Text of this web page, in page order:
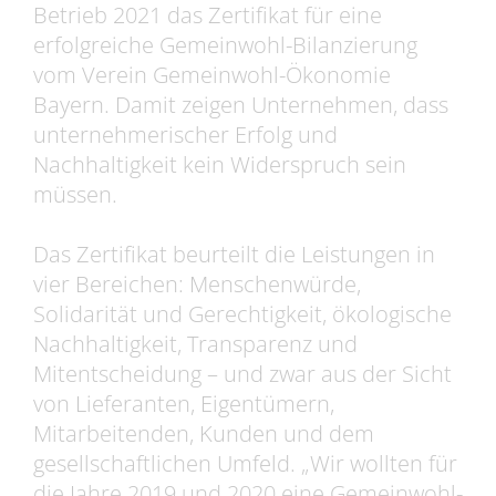
Betrieb 2021 das Zertifikat für eine
erfolgreiche Gemeinwohl-Bilanzierung
vom Verein Gemeinwohl-Ökonomie
Bayern. Damit zeigen Unternehmen, dass
unternehmerischer Erfolg und
Nachhaltigkeit kein Widerspruch sein
müssen.
Das Zertifikat beurteilt die Leistungen in
vier Bereichen: Menschenwürde,
Solidarität und Gerechtigkeit, ökologische
Nachhaltigkeit, Transparenz und
Mitentscheidung – und zwar aus der Sicht
von Lieferanten, Eigentümern,
Mitarbeitenden, Kunden und dem
gesellschaftlichen Umfeld. „Wir wollten für